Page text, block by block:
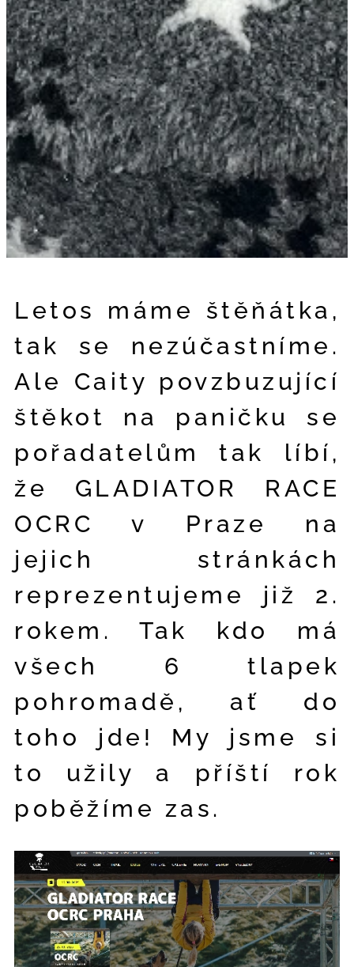
Letos máme štěňátka,
tak se nezúčastníme.
Ale Caity povzbuzující
štěkot na paničku se
pořadatelům tak líbí,
že GLADIATOR RACE
OCRC v Praze na
jejich stránkách
reprezentujeme již 2.
rokem. Tak kdo má
všech 6 tlapek
pohromadě, ať do
toho jde! My jsme si
to užily a příští rok
poběžíme zas.